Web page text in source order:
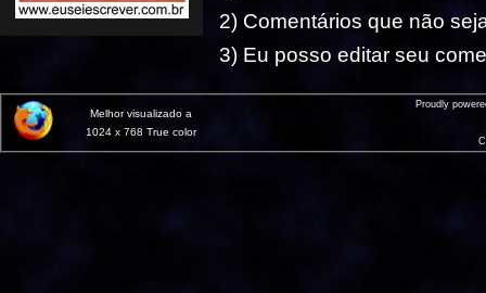
2) Comentários que não
3) Eu posso editar seu
Melhor visualizado a
1024 x 768 True color
Proudly